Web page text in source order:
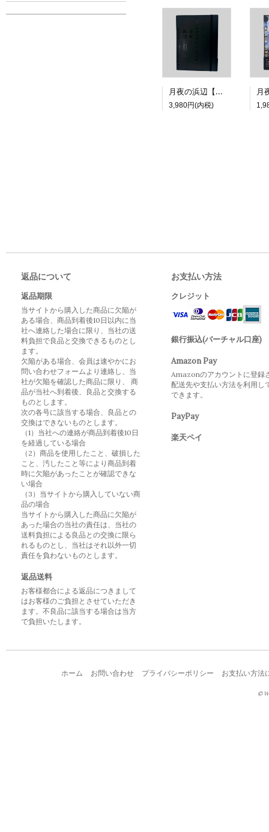
月夜の浜辺【特装版】
3,980円(内税)
返品について
返品期限
当サイトから購入した商品に欠陥が
ある場合、商品到着後10日以内に当
社へ連絡した場合に限り、当社の送
料負担で良品と交換できるものとし
ます。
欠陥がある場合、会員は速やかにお
問い合わせフォームより連絡し、当
社が欠陥を確認した商品に限り、 商
品が当社へ到着後、良品と交換する
ものとします。
次の各号に該当する場合、良品との
交換はできないものとします。
（1）当社への連絡が商品到着後10日
を経過している場合
（2）商品を使用したこと、破損した
こと、汚したこと等により商品到着
時に欠陥があったことが確認できな
い場合
（3）当サイトから購入していない商
品の場合
当サイトから購入した商品に欠陥が
あった場合の当社の責任は、当社の
送料負担による良品との交換に限ら
れるものとし、当社はそれ以外一切
責任を負わないものとします。
返品送料
お客様都合による返品につきまして
はお客様のご負担とさせていただき
ます。不良品に該当する場合は当方
で負担いたします。
お支払い方法
クレジット
銀行振込(バーチャル口座)
Amazon Pay
Amazonのアカウントに登録
配送先や支払い方法を利用し
できます。
PayPay
楽天ペイ
ホーム お問い合わせ プライバシーポリシー お支払い方法
©